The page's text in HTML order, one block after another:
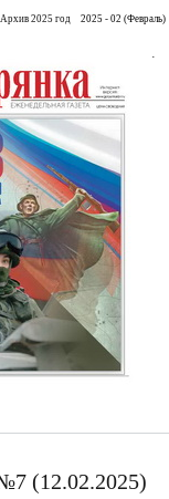
Архив 2025 год 2025 - 02 (Февраль)
(12.02.2025)